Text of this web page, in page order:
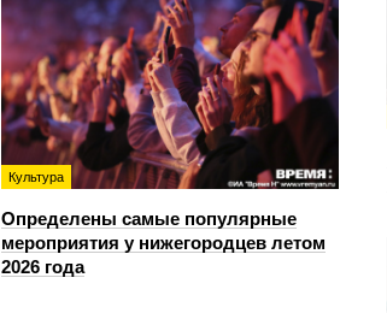
Культура
Определены самые популярные
мероприятия у нижегородцев летом
2026 года